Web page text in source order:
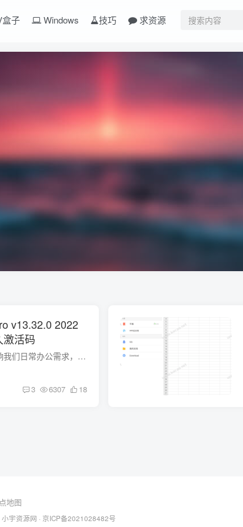
盒子 Windows 技巧 求资源
v13.32.0 2022
活码
WPS广告越来越多，非常影响我们日常办公需求，当然这只是针对普通版本的WPS Office而言的； 其实，金山公司还开发了一款 WPS Office Pro，但是只对企业定制开发，广大网友是没有这个福利的。 这...
3 6307 18
地图
小宇资源网 · 京ICP备2021028482号